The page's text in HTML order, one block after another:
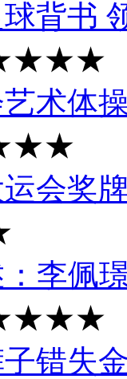
背书
术体
会奖
李佩
错失